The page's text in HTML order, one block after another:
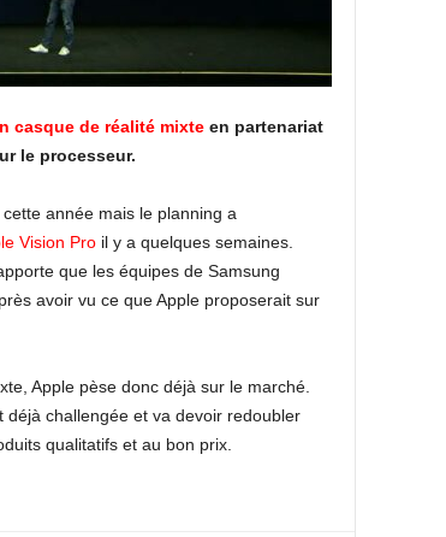
casque de réalité mixteen partenariat
le processeur.
année mais le planning a
Vision Proil y a quelques semaines.
que les équipes de Samsung
avoir vu ce que Apple proposerait sur
Apple pèse donc déjà sur le marché.
déjà challengée et va devoir redoubler
qualitatifs et au bon prix.